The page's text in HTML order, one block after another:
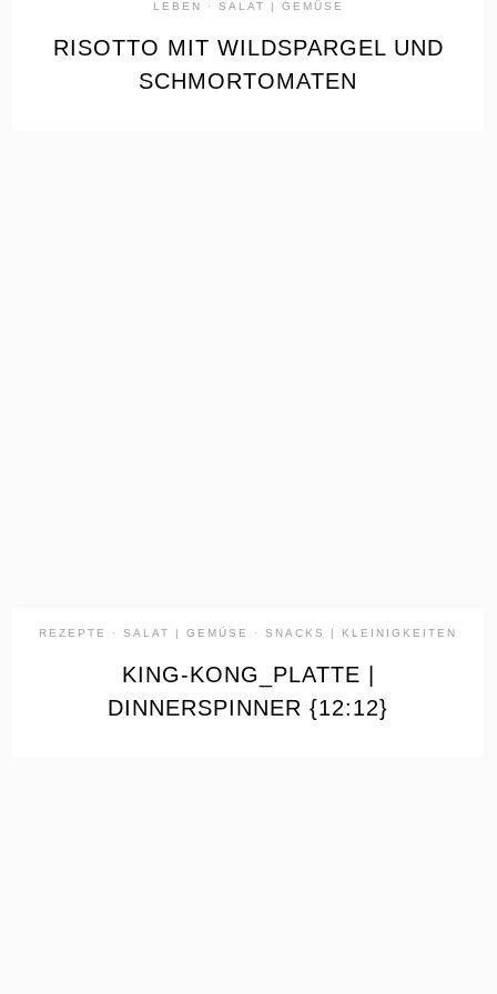
LEBEN · SALAT | GEMÜSE
RISOTTO MIT WILDSPARGEL UND
SCHMORTOMATEN
REZEPTE ·SALAT | GEMÜSE ·SNACKS | KLEINIGKEITEN
KING-KONG_PLATTE |
DINNERSPINNER {12:12}